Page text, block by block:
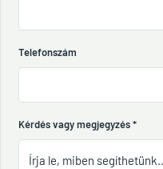
Telefonszám
Kérdés vagy megjegyzés*